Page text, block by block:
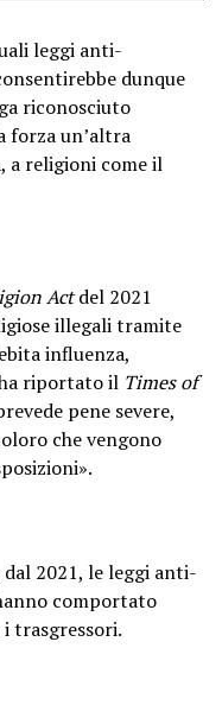
leggi anti-
dunque
riconosciuto
forza un’altra
a religioni come il
Actdel 2021
illegali tramite
influenza,
riportato il Times of
pene severe,
che vengono
dal 2021, le leggi anti-
comportato
trasgressori.